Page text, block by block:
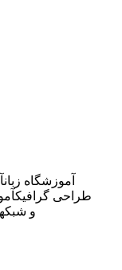
آموزشگاه زبان
طراحی گرافیک
آموزشگاه IT و شبکه